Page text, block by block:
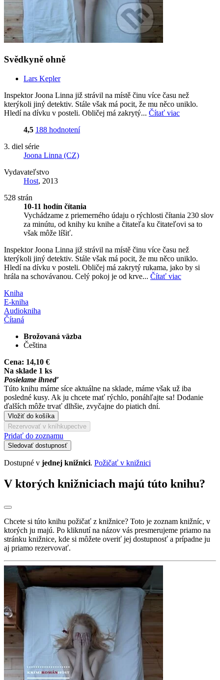
Svědkyně ohně
Lars Kepler
Inspektor Joona Linna již strávil na místě činu více času než
kterýkoli jiný detektiv. Stále však má pocit, že mu něco uniklo.
Hledí na dívku v posteli. Obličej má zakrytý... Čítať viac
4,5 188 hodnotení
3. diel série
Joona Linna (CZ)
Vydavateľstvo
Host, 2013
528 strán
10-11 hodín čítania
Vychádzame z priemerného údaju o rýchlosti čítania 230 slov
za minútu, od knihy ku knihe a čitateľa ku čitateľovi sa to
však môže líšiť.
Inspektor Joona Linna již strávil na místě činu více času než
kterýkoli jiný detektiv. Stále však má pocit, že mu něco uniklo.
Hledí na dívku v posteli. Obličej má zakrytý rukama, jako by si
hrála na schovávanou. Celý pokoj je od krve... Čítať viac
Kniha
E-kniha
Audiokniha
Čítaná
Brožovaná väzba
Čeština
Cena: 14,10 €
Na sklade 1 ks
Posielame ihneď
Túto knihu máme síce aktuálne na sklade, máme však už iba
posledné kusy. Ak ju chcete mať rýchlo, ponáhľajte sa! Dodanie
ďalších môže trvať dlhšie, zvyčajne do piatich dní.
Vložiť do košíka
Rezervovať v kníhkupectve
Pridať do zoznamu
Sledovať dostupnosť
Dostupné v jednej knižnici. Požičať v knižnici
V ktorých knižniciach majú túto knihu?
Chcete si túto knihu požičať z knižnice? Toto je zoznam knižníc, v
ktorých ju majú. Po kliknutí na názov vás presmerujeme priamo na
stránku knižnice, kde si môžete overiť jej dostupnosť a prípadne ju
aj priamo rezervovať.